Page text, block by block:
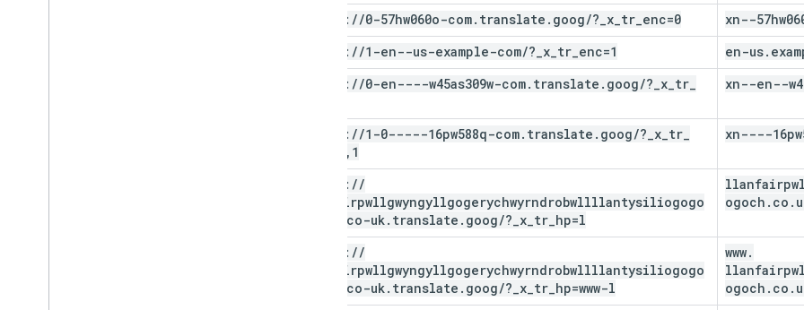
https: //0-57hw060o-com. translate . goog/? x tr enc=0 xn--
https: //1-en--us-example-com/? x tr enc=1 en-us.
https: //0-en----w45as309w-com. translate . goog/? x tr xn--en--
https: //1-0-----16pw588q-com. translate . goog/? x tr
, 1
xn----
https: //
lanfairpwllgwyngyllgogerychwyrndrobwllllantysiliogogo
goch-co-uk. translate . goog/? x tr hp=l
ogoch . co .
https: //
lanfairpwllgwyngyllgogerychwyrndrobwllllantysiliogogo
goch-co-uk. translate . goog/? x tr hp=www-l
www.
ogoch . co .